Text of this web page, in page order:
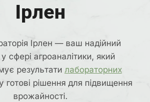
Ірлен
Ірлен — ваш надійний
сфері агроаналітики, який
результати лабораторних
готові рішення для підвищення
врожайності.